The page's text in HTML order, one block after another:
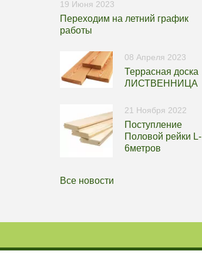
19 Июня 2023
Переходим на летний график
работы
08 Апреля 2023
Террасная доска
ЛИСТВЕННИЦА
21 Ноября 2022
Поступление
Половой рейки L-
6метров
Все новости